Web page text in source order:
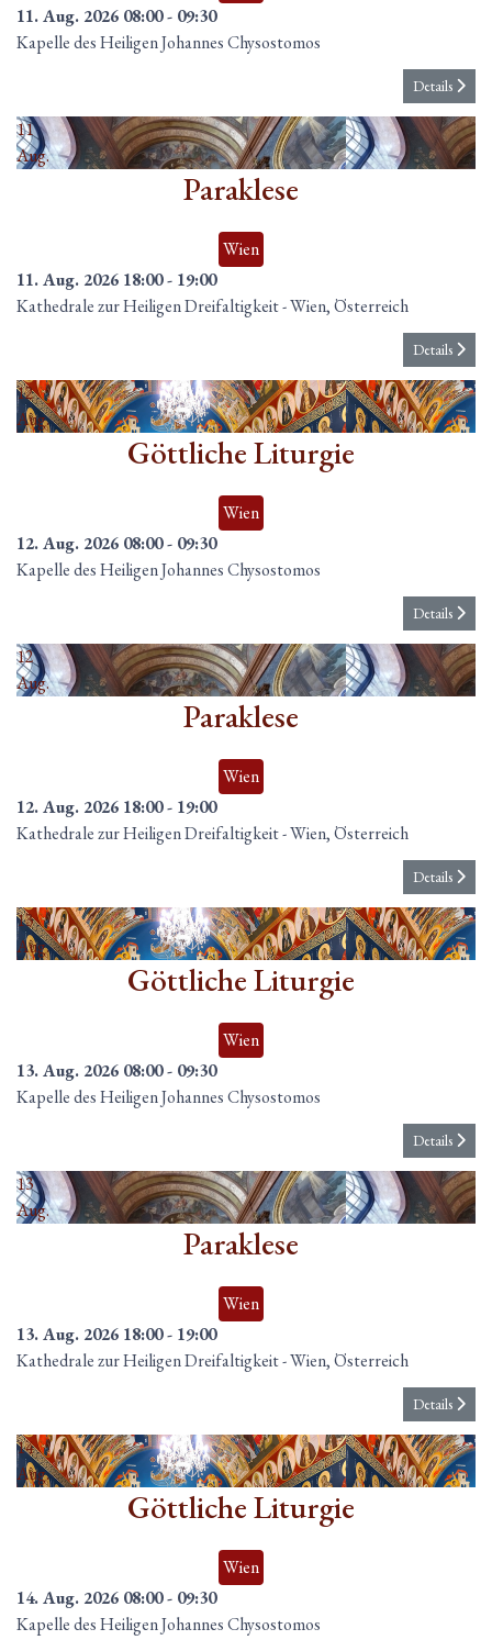
11. Aug. 2026 08:00- 09:30
Kapelle des Heiligen Johannes Chysostomos
Details
11
Aug.
Paraklese
Wien
11. Aug. 2026 18:00- 19:00
Kathedrale zur Heiligen Dreifaltigkeit-Wien, Österreich
Details
12
Aug.
Göttliche Liturgie
Wien
12. Aug. 2026 08:00- 09:30
Kapelle des Heiligen Johannes Chysostomos
Details
12
Aug.
Paraklese
Wien
12. Aug. 2026 18:00- 19:00
Kathedrale zur Heiligen Dreifaltigkeit-Wien, Österreich
Details
13
Aug.
Göttliche Liturgie
Wien
13. Aug. 2026 08:00- 09:30
Kapelle des Heiligen Johannes Chysostomos
Details
13
Aug.
Paraklese
Wien
13. Aug. 2026 18:00- 19:00
Kathedrale zur Heiligen Dreifaltigkeit-Wien, Österreich
Details
14
Aug.
Göttliche Liturgie
Wien
14. Aug. 2026 08:00- 09:30
Kapelle des Heiligen Johannes Chysostomos